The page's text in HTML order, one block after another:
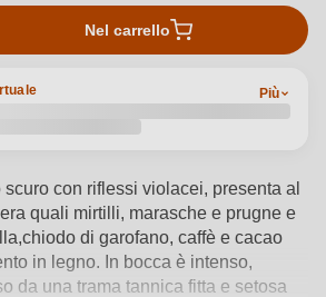
Nel carrello
Più
con riflessi violacei, presenta al
quali mirtilli, marasche e prugne e
di garofano, caffè e cacao
in legno. In bocca è intenso,
da una trama tannica fitta e setosa